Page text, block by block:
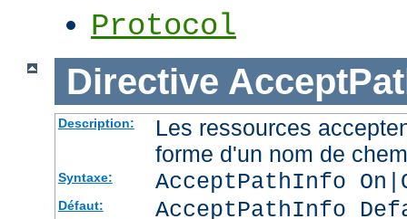
Protocol
Directive
Description:
Les ressources
forme d'un nom de
Syntaxe: AcceptPathInfo
Défaut: AcceptPathInfo